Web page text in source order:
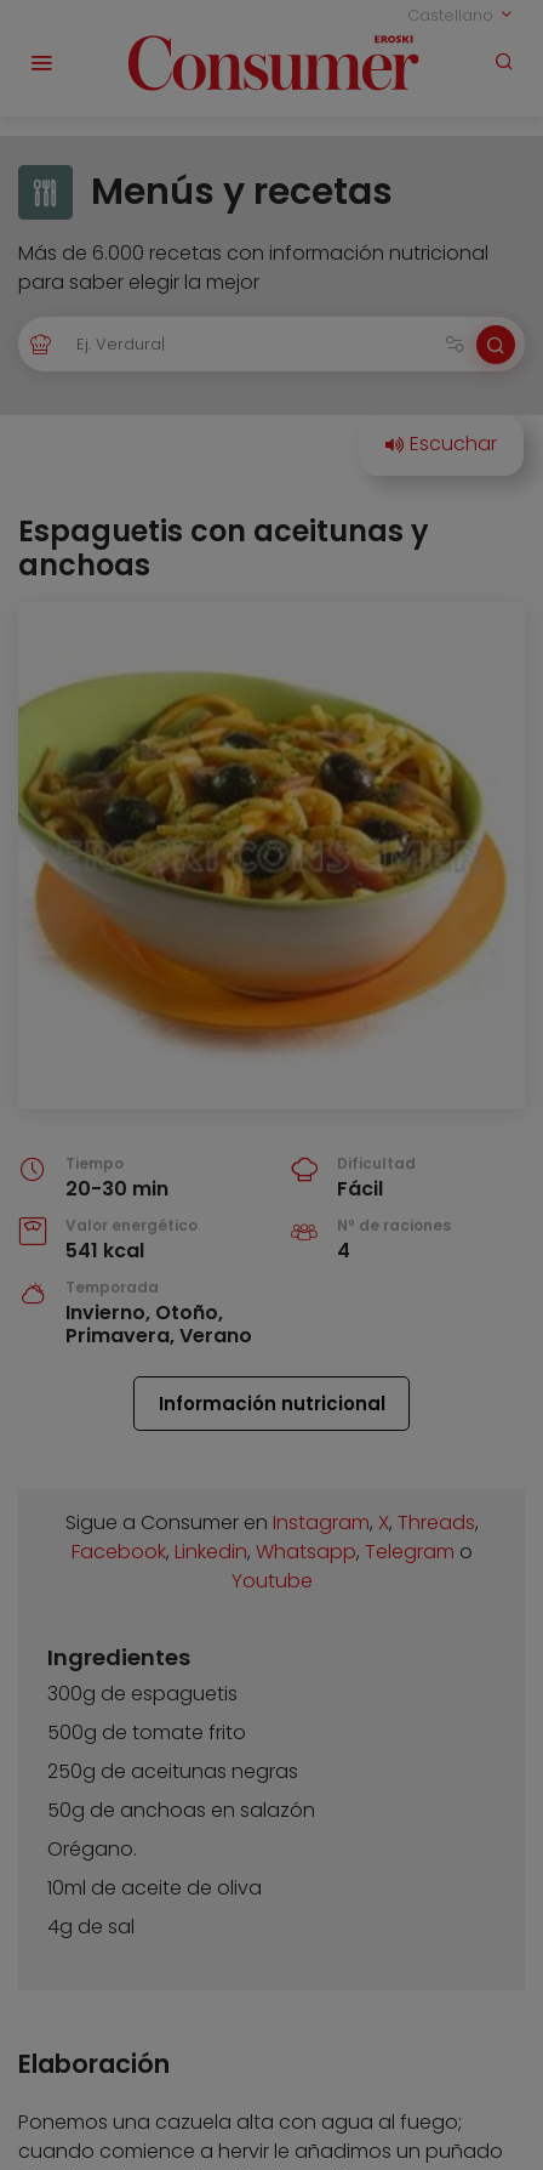
Castellano
Menús y recetas
Más de 6.000 recetas con información nutricional
para saber elegir la mejor
Espaguetis con aceitunas y
anchoas
Tiempo
20-30 min
Dificultad
Fácil
Valor energético
541 kcal
Nº de raciones
4
Temporada
Invierno, Otoño,
Primavera, Verano
Información nutricional
Sigue a Consumer en Instagram, X, Threads,
Facebook, Linkedin, Whatsapp, Telegram o
Youtube
Ingredientes
300g de espaguetis
500g de tomate frito
250g de aceitunas negras
50g de anchoas en salazón
Orégano.
10ml de aceite de oliva
4g de sal
Elaboración
Ponemos una cazuela alta con agua al fuego;
cuando comience a hervir le añadimos un puñado